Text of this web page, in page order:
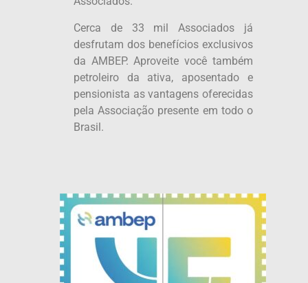
Cerca de 33 mil Associados já
desfrutam dos benefícios exclusivos
da AMBEP. Aproveite você também
petroleiro da ativa, aposentado e
pensionista as vantagens oferecidas
pela Associação presente em todo o
Brasil.